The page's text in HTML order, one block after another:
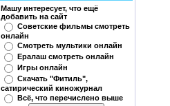
Машу интересует, что ещё
добавить на сайт
Советские фильмы смотреть
онлайн
Смотреть мультики онлайн
Ералаш смотреть онлайн
Игры онлайн
Скачать "Фитиль",
сатирический киножурнал
Всё, что перечислено выше